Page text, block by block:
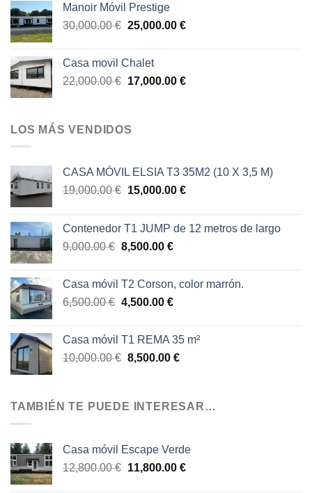
era:
75,000.00 €.65,000.00 €.
Manoir Móvil Prestige
30,000.00€ El
era:
30,000.00 €.
25,000.00 €El
25,000.00 €.
Casa movil Chalet
22,000.00€ El
era:
17,000.00 €El
LOS MÁS VENDIDOS
CASA MÓVIL ELSIA T3 35M2 (10 X 3,5 M)
19,000.00€ El
era:
19,000.00 €.
15,000.00 €El
es:
Contenedor T1 JUMP de 12 metros de largo
9,000.00€ El
era:
9,000.00 €.
8,500.00 €El
es:
8,500.00 €.
Casa móvil T2 Corson, color marrón.
6,500.00€ El
era:
6,500.00 €.
4,500.00 €El
es:
4,500.00 €.
Casa móvil T1 REMA 35 m²
10,000.00€ El
era:
8,500.00 €El
es:
TAMBIÉN TE PUEDE INTERESAR…
Casa móvil Escape Verde
12,800.00€ El
11,800.00 €El